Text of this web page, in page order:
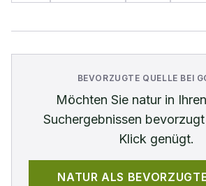
BEVORZUGTE QUELLE BEI
Möchten Sie naturin
Suchergebnissen bevorzugt
Klick genügt.
NATUR ALS